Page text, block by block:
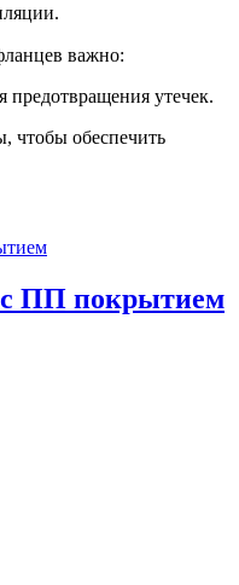
важно:
предотвращения утечек.
чтобы обеспечить
ПП покрытием